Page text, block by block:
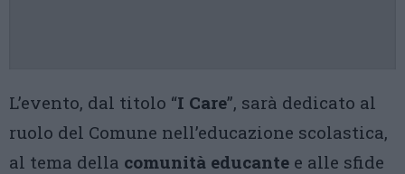
L’evento, dal titolo “I Care”, sarà dedicato al
ruolo del Comune nell’educazione scolastica,
al tema della comunità educante e alle sfide